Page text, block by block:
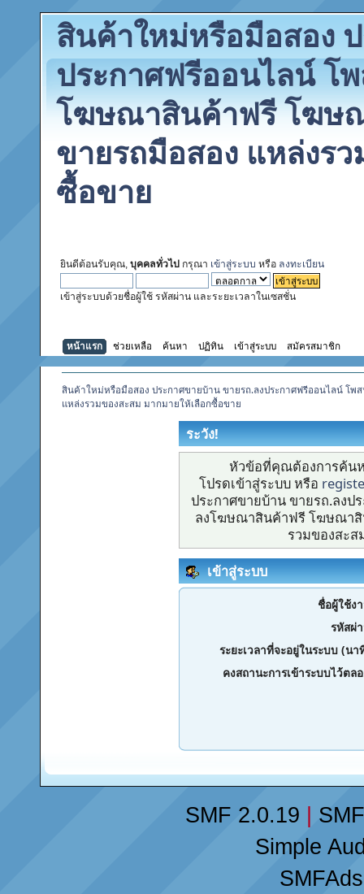
สินค้าใหม่หรือมือสอง
ประกาศฟรีออนไลน์ โ
โฆษณาสินค้าฟรี โฆษ
ขายรถมือสอง แหล่งร
ซื้อขาย
ยินดีต้อนรับคุณ, บุคคลทั่วไป กรุณา เข้าสู่ระบบ หรือ ลงทะเบียน
เข้าสู่ระบบด้วยชื่อผู้ใช้ รหัสผ่าน และระยะเวลาในเซสชั่น
หน้าแรก ช่วยเหลือ ค้นหา ปฏิทิน เข้าสู่ระบบ สมัครสมาชิก
สินค้าใหม่หรือมือสอง ประกาศขายบ้าน ขายรถ.ลงประกาศฟรีออนไลน์
แหล่งรวมของสะสม มากมายให้เลือกซื้อขาย
ระวัง!
หัวข้อที่คุณต้องการค้น
โปรดเข้าสู่ระบบ หรือ
ประกาศขายบ้าน ขายรถ.ลง
ลงโฆษณาสินค้าฟรี โฆษณา
รวมของสะส
เข้าสู่ระบบ
ชื่อผู้ใช้ง
รหัสผ่
ระยะเวลาที่จะอยู่ในระบบ (นา
คงสถานะการเข้าระบบไว้ตล
SMF 2.0.19
Simple
SMFAds